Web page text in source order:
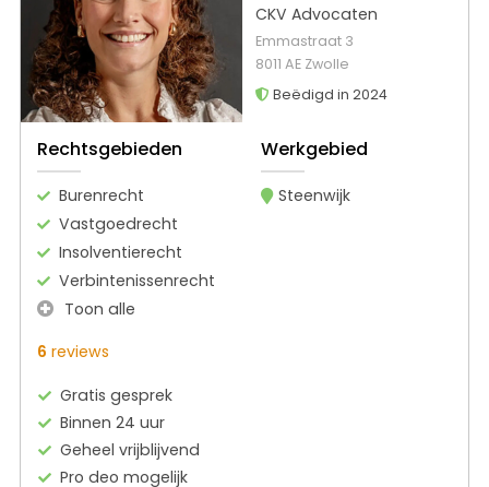
CKV Advocaten
Emmastraat 3
8011 AE Zwolle
Beëdigd in 2024
Rechtsgebieden
Burenrecht
Vastgoedrecht
Insolventierecht
Verbintenissenrecht
Toon alle
Werkgebied
Steenwijk
6 reviews
Gratis gesprek
Binnen 24 uur
Geheel vrijblijvend
Pro deo mogelijk